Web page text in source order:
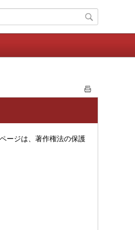
ージは、著作権法の保護